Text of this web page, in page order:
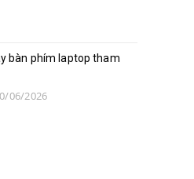
bàn phím laptop tham
06/2026